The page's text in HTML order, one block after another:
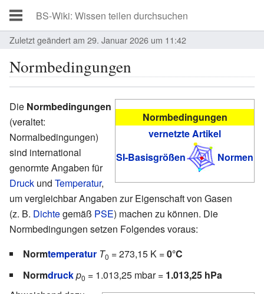
Zuletzt geändert am 29. Januar 2026 um 11:42
Normbedingungen
Normbedingungen
vernetzte Artikel
SI-Basisgrößen
Normen
Die Normbedingungen
(veraltet:
Normalbedingungen)
sind international
genormte Angaben für
Druck und Temperatur,
um vergleichbar Angaben zur Eigenschaft von Gasen
(z. B. Dichtegemäß PSE) machen zu können. Die
Normbedingungen setzen Folgendes voraus:
Normtemperatur T0 = 273,15 K =0°C
Normdruckp0 = 1.013,25 mbar = 1.013,25 hPa